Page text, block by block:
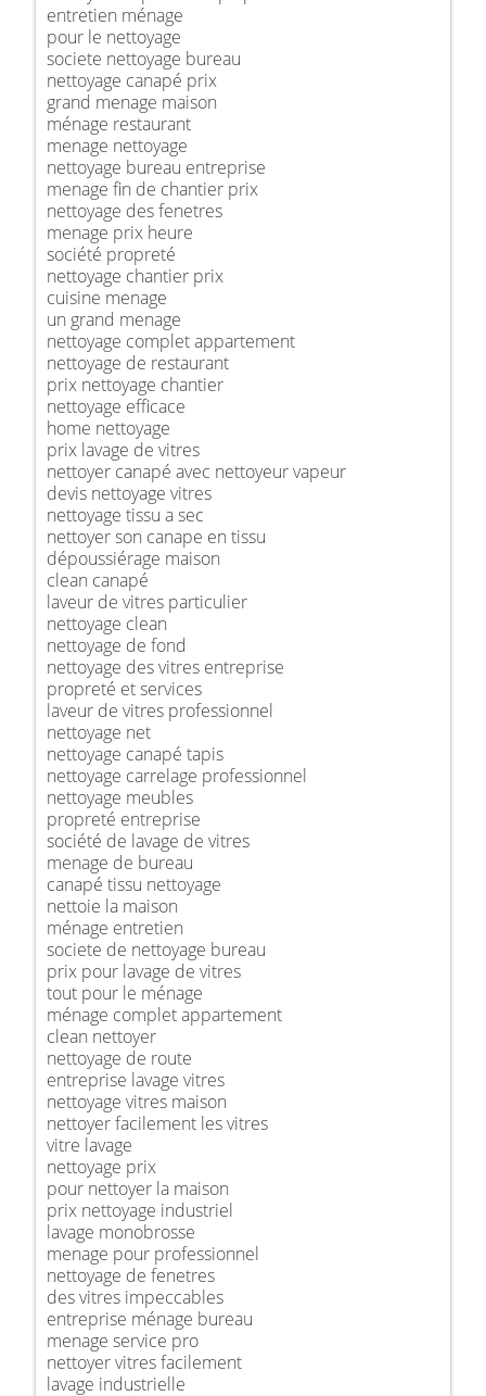
entretien ménage
pour le nettoyage
societe nettoyage bureau
nettoyage canapé prix
grand menage maison
ménage restaurant
menage nettoyage
nettoyage bureau entreprise
menage fin de chantier prix
nettoyage des fenetres
menage prix heure
société propreté
nettoyage chantier prix
cuisine menage
un grand menage
nettoyage complet appartement
nettoyage de restaurant
prix nettoyage chantier
nettoyage efficace
home nettoyage
prix lavage de vitres
nettoyer canapé avec nettoyeur vapeur
devis nettoyage vitres
nettoyage tissu a sec
nettoyer son canape en tissu
dépoussiérage maison
clean canapé
laveur de vitres particulier
nettoyage clean
nettoyage de fond
nettoyage des vitres entreprise
propreté et services
laveur de vitres professionnel
nettoyage net
nettoyage canapé tapis
nettoyage carrelage professionnel
nettoyage meubles
propreté entreprise
société de lavage de vitres
menage de bureau
canapé tissu nettoyage
nettoie la maison
ménage entretien
societe de nettoyage bureau
prix pour lavage de vitres
tout pour le ménage
ménage complet appartement
clean nettoyer
nettoyage de route
entreprise lavage vitres
nettoyage vitres maison
nettoyer facilement les vitres
vitre lavage
nettoyage prix
pour nettoyer la maison
prix nettoyage industriel
lavage monobrosse
menage pour professionnel
nettoyage de fenetres
des vitres impeccables
entreprise ménage bureau
menage service pro
nettoyer vitres facilement
lavage industrielle